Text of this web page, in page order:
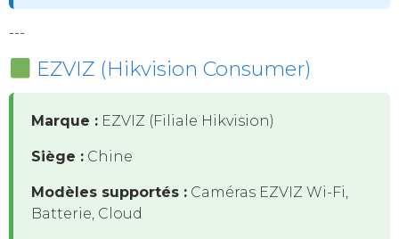
---
EZVIZ (Hikvision Consumer)
Marque : EZVIZ (Filiale Hikvision)
Siège : Chine
Modèles supportés : Caméras EZVIZ Wi-Fi,
Batterie, Cloud